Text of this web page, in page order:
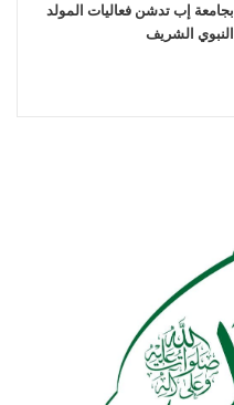
بجامعة إب تدشن فعاليات المولد
النبوي الشريف